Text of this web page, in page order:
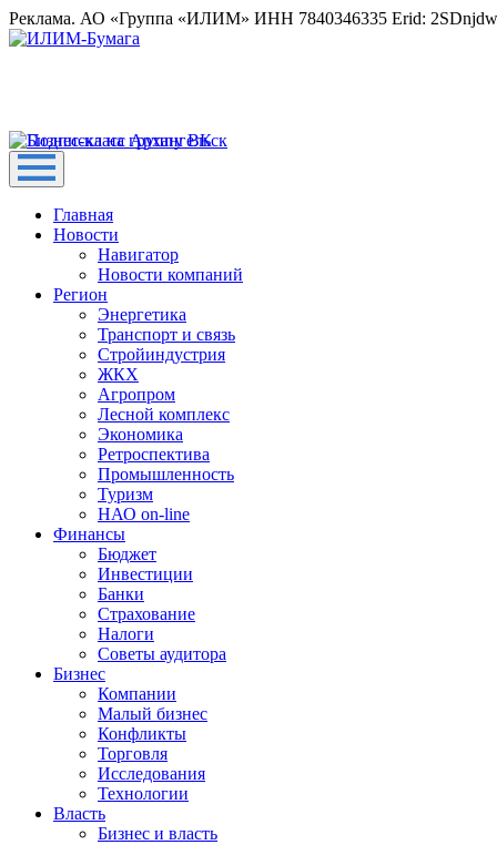
Реклама. АО «Группа «ИЛИМ» ИНН 7840346335 Erid:
Главная
Новости
Навигатор
Новости компаний
Регион
Энергетика
Транспорт и связь
Стройиндустрия
ЖКХ
Агропром
Лесной комплекс
Экономика
Ретроспектива
Промышленность
Туризм
НАО on-line
Финансы
Бюджет
Инвестиции
Банки
Страхование
Налоги
Советы аудитора
Бизнес
Компании
Малый бизнес
Конфликты
Торговля
Исследования
Технологии
Власть
Бизнес и власть